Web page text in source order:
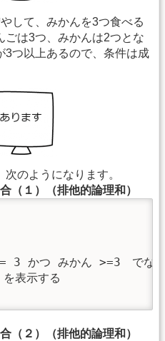
して、みかんを3つ食べる
ごは3つ、みかんは2つとな
3つ以上あるので、条件は成
のようになります。
（１）（排他的論理和）
3 かつ みかん >=3　でな
表示する
（２）（排他的論理和）